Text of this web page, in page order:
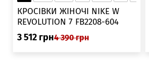
КРОСІВКИ ЖІНОЧІ NIKE W
REVOLUTION 7 FB2208-604
3 512 грн4 390 грн